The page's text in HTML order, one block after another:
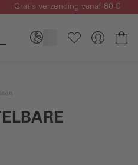
Gratis verzending vanaf 80 €